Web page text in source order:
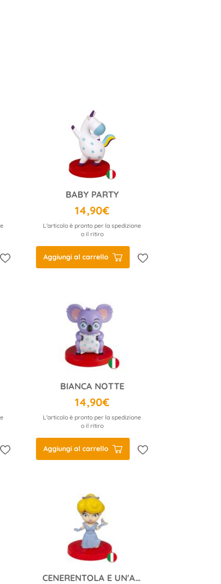
BABY PARTY
14,90€
L'articolo è pronto per la spedizione
o il ritiro
Aggiungi al carrello
BIANCA NOTTE
14,90€
L'articolo è pronto per la spedizione
o il ritiro
Aggiungi al carrello
CENERENTOLA E UN'ALTRA STORIA...